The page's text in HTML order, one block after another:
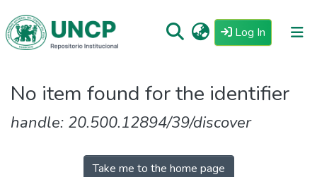
Log In (current)
Repositorio
Estadisticas
No item found for the identifier
handle: 20.500.12894/39/discover
Take me to the home page